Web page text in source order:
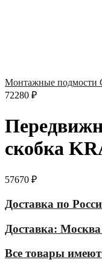
Монтажные подмости
72280 ₽
скобка
57670 ₽
Доставка по
Доставка:
Все товары